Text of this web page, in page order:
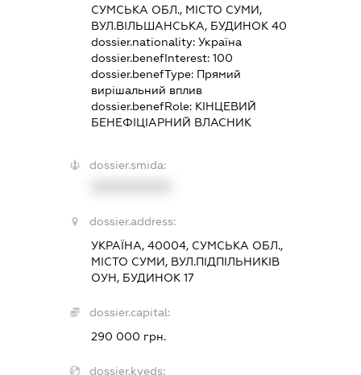
СУМСЬКА ОБЛ., МІСТО СУМИ,
ВУЛ.ВІЛЬШАНСЬКА, БУДИНОК 40
dossier.nationality: Україна
dossier.benefInterest: 100
dossier.benefType: Прямий
вирішальний вплив
dossier.benefRole: КІНЦЕВИЙ
БЕНЕФІЦІАРНИЙ ВЛАСНИК
dossier.smida:
dossier.address:
УКРАЇНА, 40004, СУМСЬКА ОБЛ.,
МІСТО СУМИ, ВУЛ.ПІДПІЛЬНИКІВ
ОУН, БУДИНОК 17
dossier.capital:
290 000 грн.
dossier.kveds: